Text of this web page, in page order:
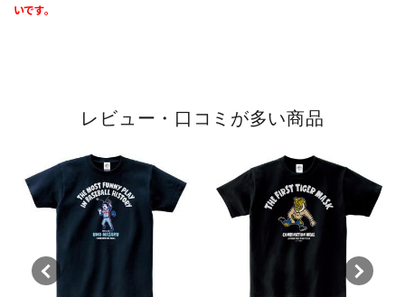
いです。
レビュー・口コミが多い商品